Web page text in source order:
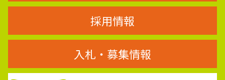
採用情報
入札・募集情報